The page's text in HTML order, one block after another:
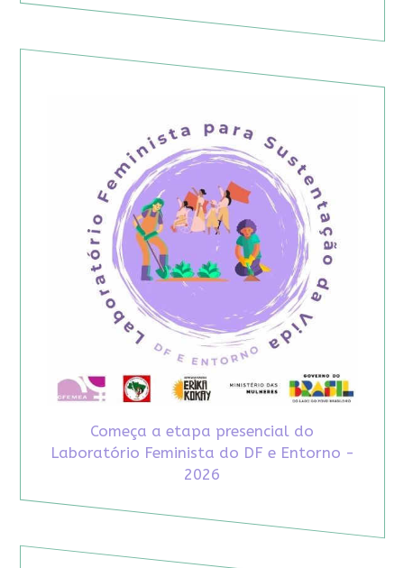
Começa a etapa presencial do
Laboratório Feminista do DF e Entorno -
2026